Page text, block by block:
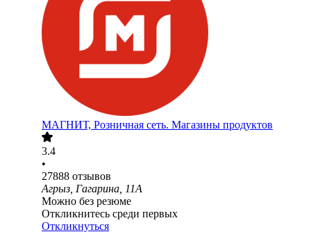
МАГНИТ, Розничная сеть. Магазины продуктов
3.4
•
27888 отзывов
Агрыз, Гагарина, 11А
Можно без резюме
Откликнитесь среди первых
Откликнуться